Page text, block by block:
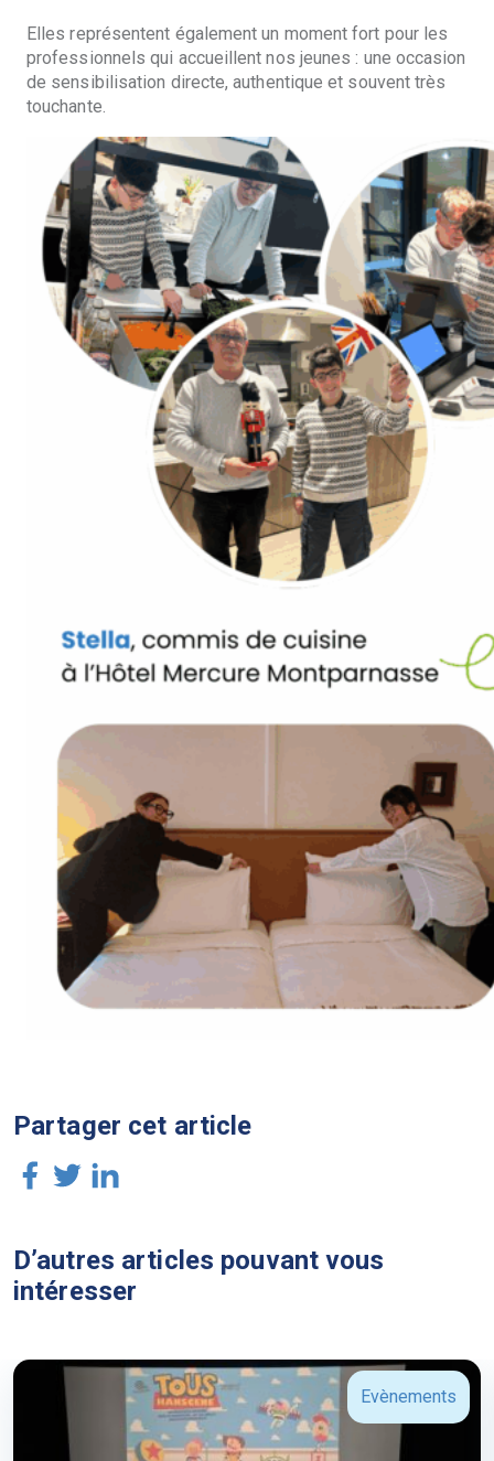
Elles représentent également un moment fort pour les
professionnels qui accueillent nos jeunes : une occasion
de sensibilisation directe, authentique et souvent très
touchante.
Partager cet article
D’autres articles pouvant vous
intéresser
Evènements